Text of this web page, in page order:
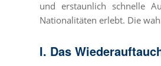
und erstaunlich schnelle
Nationalitäten erlebt. Die
I. Das